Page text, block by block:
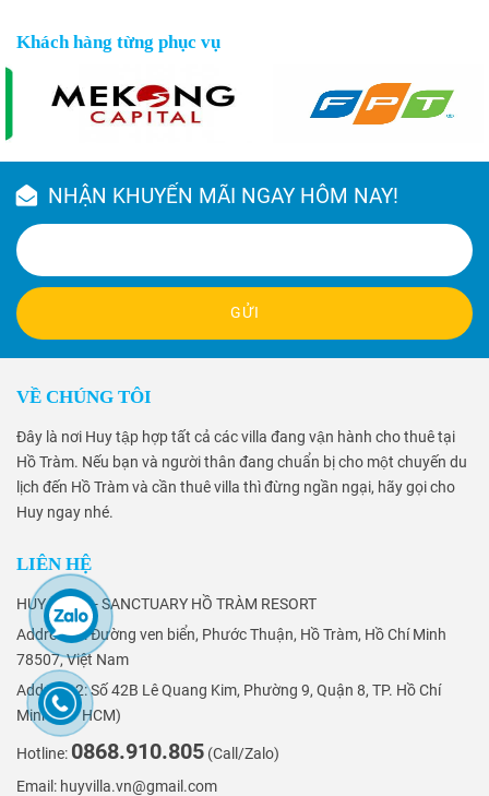
Khách hàng từng phục vụ
NHẬN KHUYẾN MÃI NGAY HÔM NAY!
GỬI
VỀ CHÚNG TÔI
Đây là nơi Huy tập hợp tất cả các villa đang vận hành cho thuê tại
Hồ Tràm. Nếu bạn và người thân đang chuẩn bị cho một chuyến du
lịch đến Hồ Tràm và cần thuê villa thì đừng ngần ngại, hãy gọi cho
Huy ngay nhé.
LIÊN HỆ
HUY VILLA - SANCTUARY HỒ TRÀM RESORT
Address 1: Đường ven biển, Phước Thuận, Hồ Tràm, Hồ Chí Minh
78507, Việt Nam
Address 2: Số 42B Lê Quang Kim, Phường 9, Quận 8, TP. Hồ Chí
Minh (VP HCM)
Hotline: 0868.910.805 (Call/Zalo)
Email: huyvilla.vn@gmail.com